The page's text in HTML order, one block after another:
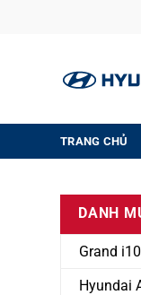
TRANG CHỦ
DANH
Grand
Hyundai